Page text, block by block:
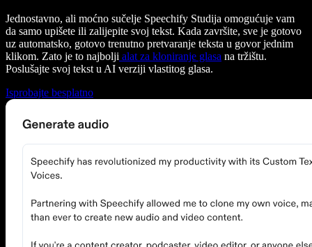
Jednostavno, ali moćno sučelje Speechify Studija omogućuje vam
da samo upišete ili zalijepite svoj tekst. Kada završite, sve je gotovo
uz automatsko, gotovo trenutno pretvaranje teksta u govor jednim
klikom. Zato je to najbolji alat za kloniranje glasa na tržištu.
Poslušajte svoj tekst u AI verziji vlastitog glasa.
Isprobajte besplatno